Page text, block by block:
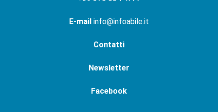
E-mail info@infoabile.it
Contatti
Newsletter
Facebook